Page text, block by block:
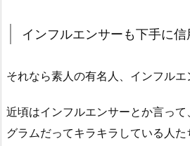
インフルエンサーも下手に
それなら素人の有名人、インフルエ
近頃はインフルエンサーとか言っ
グラムだってキラキラしている人